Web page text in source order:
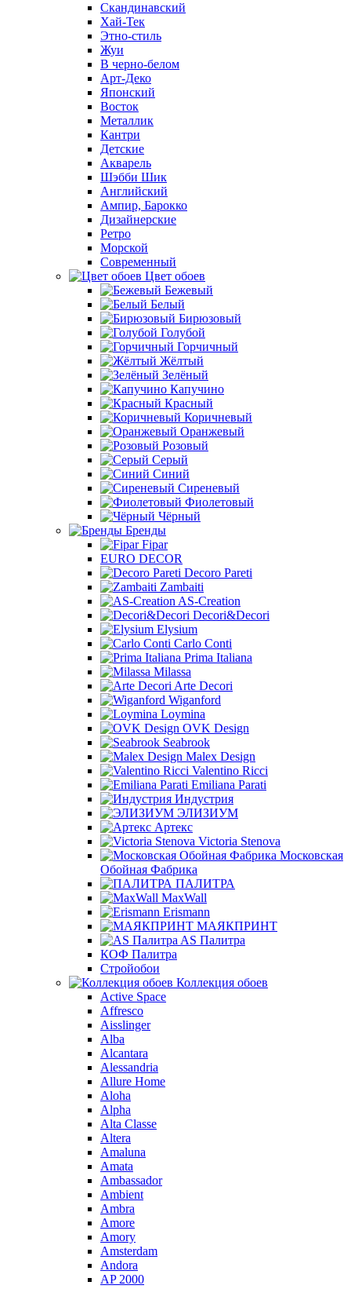
Скандинавский
Хай-Тек
Этно-стиль
Жуи
В черно-белом
Арт-Деко
Японский
Восток
Металлик
Кантри
Детские
Акварель
Шэбби Шик
Английский
Ампир, Барокко
Дизайнерские
Ретро
Морской
Современный
Цвет обоев
Бежевый
Белый
Бирюзовый
Голубой
Горчичный
Жёлтый
Зелёный
Капучино
Красный
Коричневый
Оранжевый
Розовый
Серый
Синий
Сиреневый
Фиолетовый
Чёрный
Бренды
Fipar
EURO DECOR
Decoro Pareti
Zambaiti
AS-Creation
Decori&Decori
Elysium
Carlo Conti
Prima Italiana
Milassa
Arte Decori
Wiganford
Loymina
OVK Design
Seabrook
Malex Design
Valentino Ricci
Emiliana Parati
Индустрия
ЭЛИЗИУМ
Артекс
Victoria Stenova
Московская
Обойная Фабрика
ПАЛИТРА
MaxWall
Erismann
МАЯКПРИНТ
AS Палитра
КОФ Палитра
Стройобои
Коллекция обоев
Active Space
Affresco
Aisslinger
Alba
Alcantara
Alessandria
Allure Home
Aloha
Alpha
Alta Classe
Altera
Amaluna
Amata
Ambassador
Ambient
Ambra
Amore
Amory
Amsterdam
Andora
AP 2000